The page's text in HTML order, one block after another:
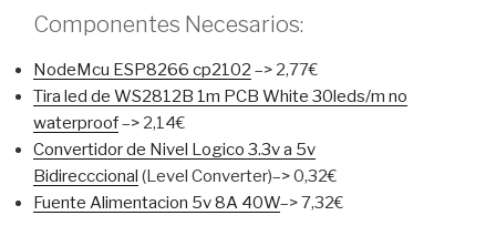
Componentes Necesarios:
NodeMcu ESP8266 cp2102 –> 2,77€
Tira led de WS2812B 1m PCB White 30leds/m no
waterproof–> 2,14€
Convertidor de Nivel Logico 3.3v a 5v
Bidirecccional (Level Converter)–> 0,32€
Fuente Alimentacion 5v 8A 40W–> 7,32€